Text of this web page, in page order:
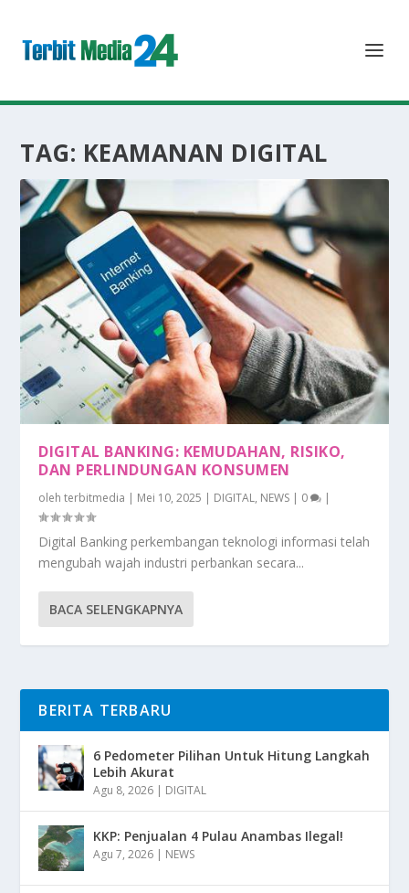
TAG: KEAMANAN DIGITAL
DIGITAL BANKING: KEMUDAHAN, RISIKO,
DAN PERLINDUNGAN KONSUMEN
olehterbitmedia | Mei 10, 2025 | DIGITAL, NEWS | 0 |
Digital Banking perkembangan teknologi informasi telah
mengubah wajah industri perbankan secara...
BACA SELENGKAPNYA
BERITA TERBARU
6 Pedometer Pilihan Untuk Hitung Langkah
Lebih Akurat
Agu 8, 2026 | DIGITAL
KKP: Penjualan 4 Pulau Anambas Ilegal!
Agu 7, 2026 | NEWS